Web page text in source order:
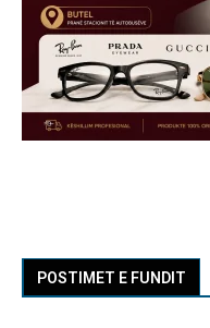
POSTIMET E FUNDIT